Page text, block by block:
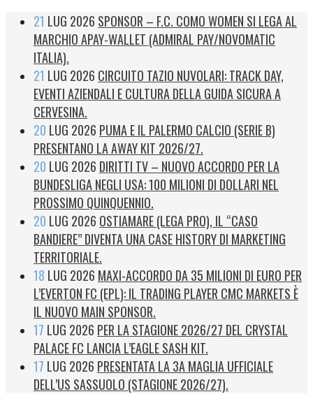
21 LUG 2026 SPONSOR – F.C. COMO WOMEN SI LEGA AL
MARCHIO APAY-WALLET (ADMIRAL PAY/NOVOMATIC
ITALIA).
21 LUG 2026 CIRCUITO TAZIO NUVOLARI: TRACK DAY,
EVENTI AZIENDALI E CULTURA DELLA GUIDA SICURA A
CERVESINA.
20 LUG 2026 PUMA E IL PALERMO CALCIO (SERIE B)
PRESENTANO LA AWAY KIT 2026/27.
20 LUG 2026 DIRITTI TV – NUOVO ACCORDO PER LA
BUNDESLIGA NEGLI USA: 100 MILIONI DI DOLLARI NEL
PROSSIMO QUINQUENNIO.
20 LUG 2026 OSTIAMARE (LEGA PRO), IL “CASO
BANDIERE” DIVENTA UNA CASE HISTORY DI MARKETING
TERRITORIALE.
18 LUG 2026 MAXI-ACCORDO DA 35 MILIONI DI EURO PER
L’EVERTON FC (EPL): IL TRADING PLAYER CMC MARKETS È
IL NUOVO MAIN SPONSOR.
17 LUG 2026 PER LA STAGIONE 2026/27 DEL CRYSTAL
PALACE FC LANCIA L’EAGLE SASH KIT.
17 LUG 2026 PRESENTATA LA 3A MAGLIA UFFICIALE
DELL’US SASSUOLO (STAGIONE 2026/27).